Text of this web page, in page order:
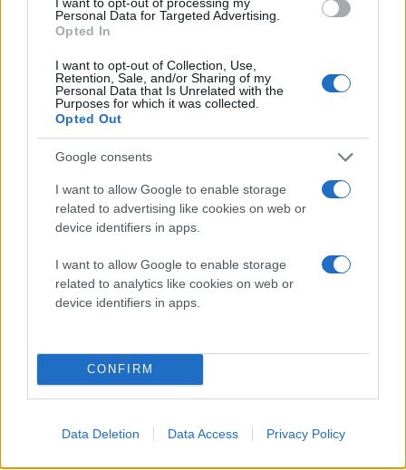
Personal Data for Targeted Advertising.
Opted In
I want to opt-out of Collection, Use,
Retention, Sale, and/or Sharing of my
Personal Data that Is Unrelated with the
Purposes for which it was collected.
Opted Out
Google consents
I want to allow Google to enable storage
related to advertising like cookies on web or
device identifiers in apps.
I want to allow Google to enable storage
related to analytics like cookies on web or
device identifiers in apps.
CONFIRM
Data Deletion Data Access Privacy Policy
εταιρειών συμπεριλαμβανομένων των Google, Reddit
Δείτε το μήνυμα των Anonymous στο video που
ακολουθεί: